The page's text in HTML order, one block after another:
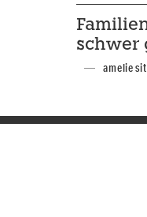
schwer
amelie